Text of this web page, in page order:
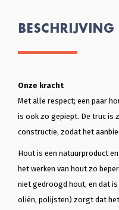
BESCHRIJVING
Onze kracht
Met alle respect; een paar
is ook zo gepiept. De truc is
constructie, zodat het
Hout is een natuurproduct
het werken van hout zo
niet gedroogd hout, en dat
oliën, polijsten) zorgt dat